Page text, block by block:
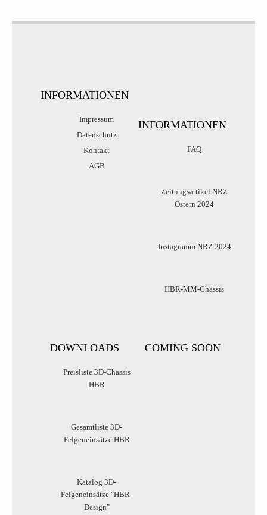
INFORMATIONEN
Impressum
Datenschutz
Kontakt
AGB
INFORMATIONEN
FAQ
Zeitungsartikel NRZ
Ostern 2024
Instagramm NRZ 2024
HBR-MM-Chassis
DOWNLOADS
Preisliste 3D-Chassis
HBR
Gesamtliste 3D-
Felgeneinsätze HBR
Katalog 3D-
Felgeneinsätze "HBR-
Design"
COMING SOON